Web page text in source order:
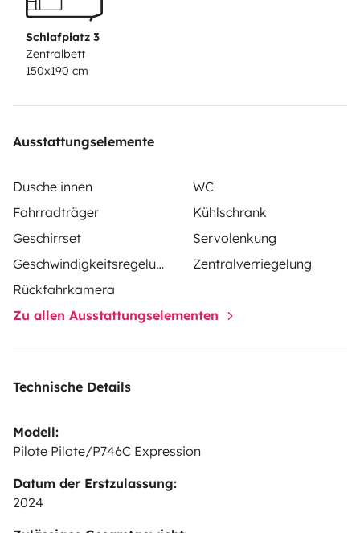
Schlafplatz 3
Zentralbett
150x190 cm
Ausstattungselemente
Dusche innen
WC
Fahrradträger
Kühlschrank
Geschirrset
Servolenkung
Geschwindigkeitsregelung
Zentralverriegelung
Rückfahrkamera
Zu allen Ausstattungselementen
Technische Details
Modell:
Pilote Pilote/P746C Expression
Datum der Erstzulassung:
2024